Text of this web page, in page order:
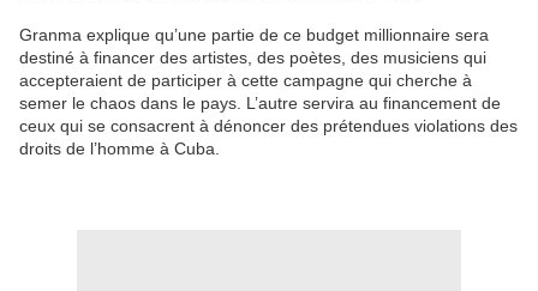
Granma explique qu’une partie de ce budget millionnaire sera
destiné à financer des artistes, des poètes, des musiciens qui
accepteraient de participer à cette campagne qui cherche à
semer le chaos dans le pays. L’autre servira au financement de
ceux qui se consacrent à dénoncer des prétendues violations des
droits de l’homme à Cuba.